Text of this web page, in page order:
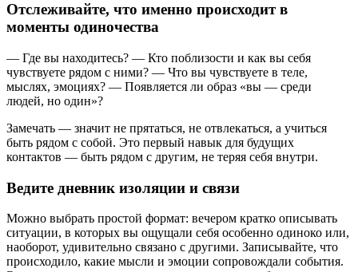
Отслеживайте, что именно происходит в
моменты одиночества
— Где вы находитесь? — Кто поблизости и как вы себя
чувствуете рядом с ними? — Что вы чувствуете в теле,
мыслях, эмоциях? — Появляется ли образ «вы — среди
людей, но один»?
Замечать — значит не прятаться, не отвлекаться, а учиться
быть рядом с собой. Это первый навык для будущих
контактов — быть рядом с другим, не теряя себя внутри.
Ведите дневник изоляции и связи
Можно выбрать простой формат: вечером кратко описывать
ситуации, в которых вы ощущали себя особенно одиноко или,
наоборот, удивительно связано с другими. Записывайте, что
происходило, какие мысли и эмоции сопровождали события.